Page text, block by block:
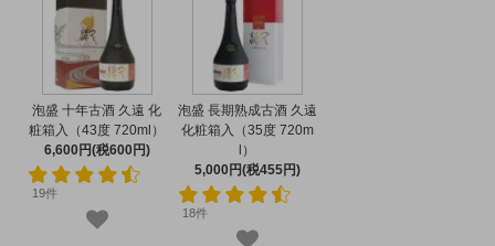
泡盛 十年古酒 久遠 化
粧箱入（43度 720ml）
6,600円(税600円)
19件
泡盛 長期熟成古酒 久遠
化粧箱入（35度 720m
l）
5,000円(税455円)
18件